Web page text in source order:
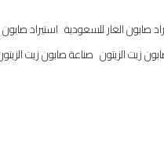
صابون الغار للسعودية استيراد صابون
زيت الزيتون صناعة صابون زيت